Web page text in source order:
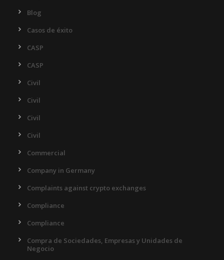
Blog
Casos de éxito
CASP
CASP
Civil
Civil
Civil
Civil
Commercial
Company in Germany
Complaints against crypto exchanges
Compliance
Compliance
Compra de Sociedades, Empresas y Unidades de
Negocio